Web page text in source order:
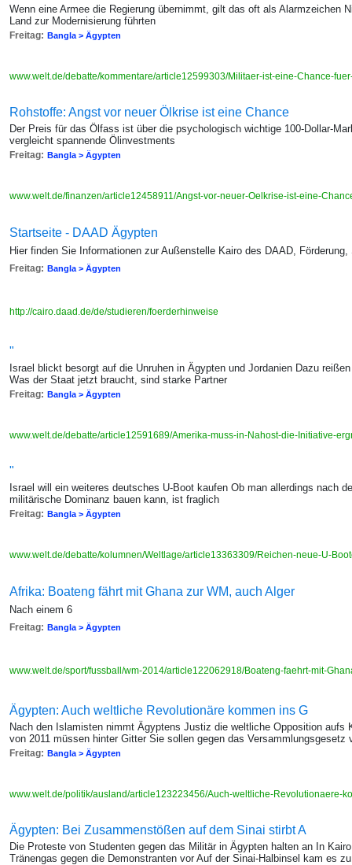
Wenn eine Armee die Regierung übernimmt, gilt das oft als Alarmzeichen
Land zur Modernisierung führten
Freitag: Bangla > Ägypten
www.welt.de/debatte/kommentare/article12599303/Militaer-ist-eine-Chance-
Rohstoffe: Angst vor neuer Ölkrise ist eine Chance
Der Preis für das Ölfass ist über die psychologisch wichtige 100-Dollar-
vergleicht spannende Ölinvestments
Freitag: Bangla > Ägypten
www.welt.de/finanzen/article12458911/Angst-vor-neuer-Oelkrise-ist-eine-
Startseite - DAAD Ägypten
Hier finden Sie Informationen zur Außenstelle Kairo des DAAD,
Freitag: Bangla > Ägypten
http://cairo.daad.de/de/studieren/foerderhinweise
"
Israel blickt besorgt auf die Unruhen in Ägypten und Jordanien Dazu
Was der Staat jetzt braucht, sind starke Partner
Freitag: Bangla > Ägypten
www.welt.de/debatte/article12591689/Amerika-muss-in-Nahost-die-Initiative-
"
Israel will ein weiteres deutsches U-Boot kaufen Ob man allerdings nach
militärische Dominanz bauen kann, ist fraglich
Freitag: Bangla > Ägypten
www.welt.de/debatte/kolumnen/Weltlage/article13363309/Reichen-neue-U-
Afrika: Boateng fährt mit Ghana zur WM, auch Alger
Nach einem 6
Freitag: Bangla > Ägypten
www.welt.de/sport/fussball/wm-2014/article122062918/Boateng-faehrt-mit-
Ägypten: Auch weltliche Revolutionäre kommen ins G
Nach den Islamisten nimmt Ägyptens Justiz die weltliche Opposition aufs
von 2011 müssen hinter Gitter Sie sollen gegen das Versammlungsgesetz
Freitag: Bangla > Ägypten
www.welt.de/politik/ausland/article123223456/Auch-weltliche-Revolutionaere-
Ägypten: Bei Zusammenstößen auf dem Sinai stirbt A
Die Proteste von Studenten gegen das Militär in Ägypten halten an In
Tränengas gegen die Demonstranten vor Auf der Sinai-Halbinsel kam es